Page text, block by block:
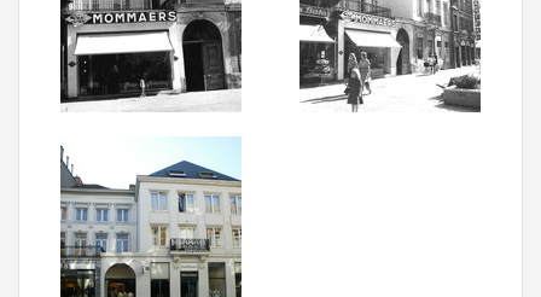
Over ons
Aanmelden